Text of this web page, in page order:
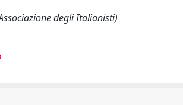
degli Italianisti)